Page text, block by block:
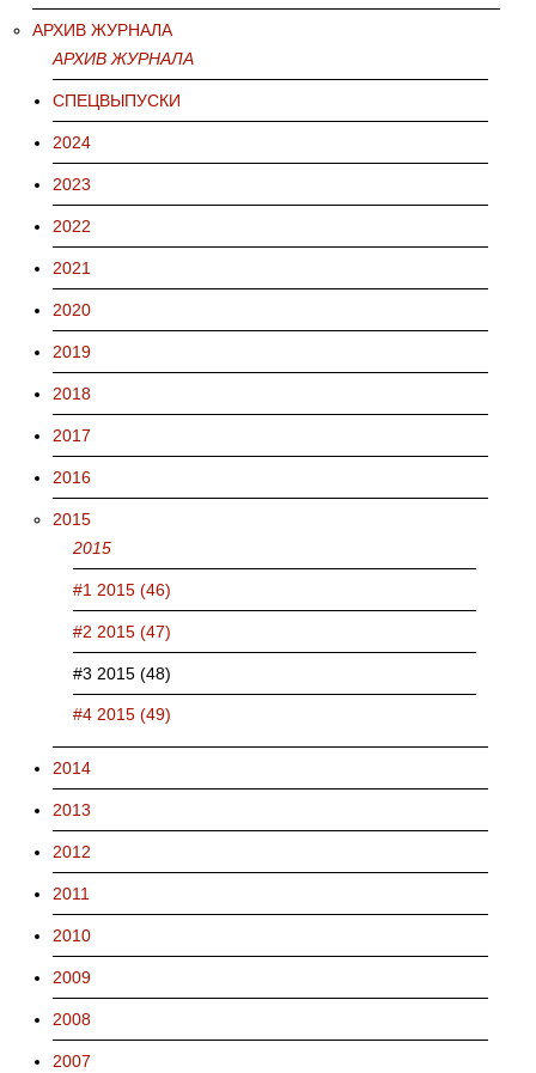
АРХИВ ЖУРНАЛА
АРХИВ ЖУРНАЛА
СПЕЦВЫПУСКИ
2024
2023
2022
2021
2020
2019
2018
2017
2016
2015
2015
#1 2015 (46)
#2 2015 (47)
#3 2015 (48)
#4 2015 (49)
2014
2013
2012
2011
2010
2009
2008
2007